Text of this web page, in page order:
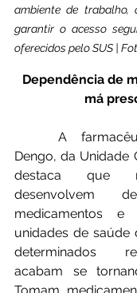
ambiente de trabalho,
garantir o acesso
oferecidos pelo SUS |
Dependência de
má
Dengo, da Unidade
destaca que
desenvolvem
medicamentos
unidades de saúde
determinados
acabam se